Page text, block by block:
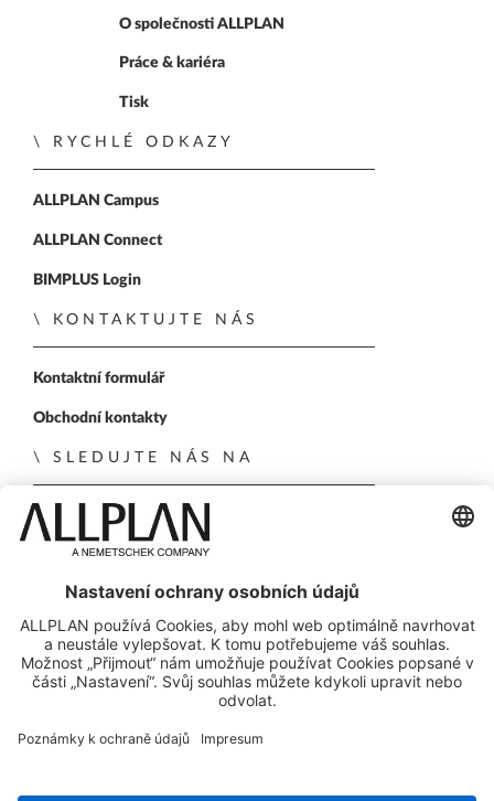
Zpět na úvodní
O společnosti ALLPLAN
Práce & kariéra
Tisk
RYCHLÉ ODKAZY
ALLPLAN Campus
ALLPLAN Connect
BIMPLUS Login
KONTAKTUJTE NÁS
Kontaktní formulář
Obchodní kontakty
SLEDUJTE NÁS NA
ALLPLAN on LinkedIn
ALLPLAN on Xing
ALLPLAN on Facebook
ALLPLAN on YouTube
© ALLPLAN Česko s.r.o.
ALLPLAN je součástí skupiny Nemetschek Group
Právní oznámení o fúzi